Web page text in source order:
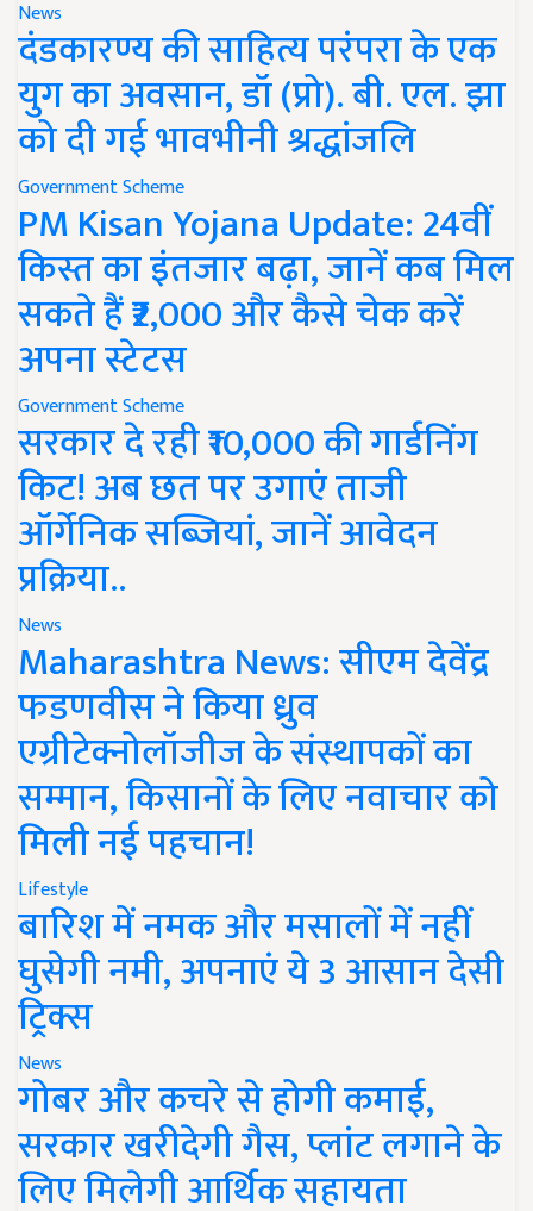
News
दंडकारण्य की साहित्य परंपरा के एक
युग का अवसान, डॉ (प्रो). बी. एल. झा
को दी गई भावभीनी श्रद्धांजलि
Government Scheme
PM Kisan Yojana Update: 24वीं
किस्त का इंतजार बढ़ा, जानें कब मिल
सकते हैं ₹2,000 और कैसे चेक करें
अपना स्टेटस
Government Scheme
सरकार दे रही ₹10,000 की गार्डनिंग
किट! अब छत पर उगाएं ताजी
ऑर्गेनिक सब्जियां, जानें आवेदन
प्रक्रिया..
News
Maharashtra News: सीएम देवेंद्र
फडणवीस ने किया ध्रुव
एग्रीटेक्नोलॉजीज के संस्थापकों का
सम्मान, किसानों के लिए नवाचार को
मिली नई पहचान!
Lifestyle
बारिश में नमक और मसालों में नहीं
घुसेगी नमी, अपनाएं ये 3 आसान देसी
ट्रिक्स
News
गोबर और कचरे से होगी कमाई,
सरकार खरीदेगी गैस, प्लांट लगाने के
लिए मिलेगी आर्थिक सहायता